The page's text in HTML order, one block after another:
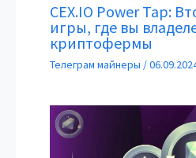
CEX.IO Power Tap:
игры, где вы
криптофермы
Телеграм майнеры /